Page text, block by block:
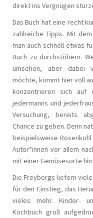
direkt ins Vergnügen
Das Buch hat eine recht
zahlreiche Tipps. Mit
man auch schnell etwas
Buch zu durchstöbern.
umsehen, aber dabei
möchte, kommt hier voll
konzentrieren sich auf
jedermanns und
Versuchung, bereits
Chance zu geben. Denn
beispielsweise
Autor*innen vor allem
mit einer Gemüsesorte
Die Freybergs liefern
für den Einstieg, das
vieles mehr. Kinder-
Kochbuch groß